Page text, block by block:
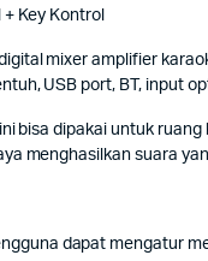
Key Kontrol
mixer amplifier
USB port, BT, input
bisa dipakai untuk
menghasilkan suara
dapat mengatur